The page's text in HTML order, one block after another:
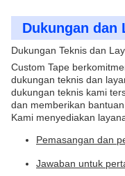
Dukungan dan
Dukungan Teknis dan
Custom Tape
dukungan teknis dan
dukungan teknis kami
dan memberikan
Kami menyediakan
Pemasangan dan
Jawaban untuk